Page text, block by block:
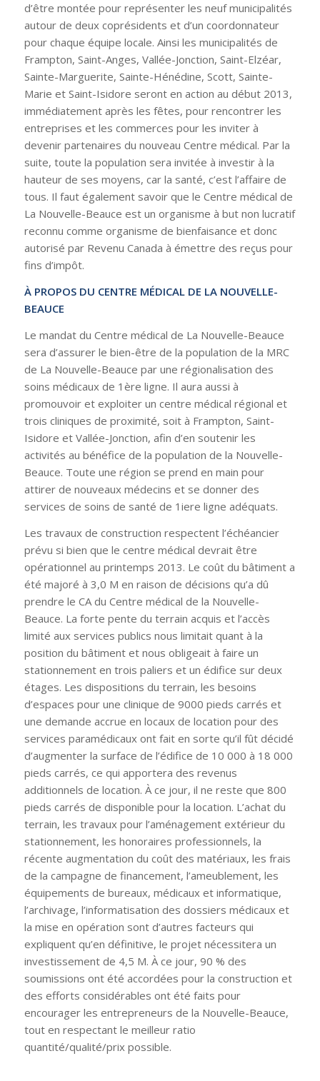
d’être montée pour représenter les neuf municipalités
autour de deux coprésidents et d’un coordonnateur
pour chaque équipe locale. Ainsi les municipalités de
Frampton, Saint-Anges, Vallée-Jonction, Saint-Elzéar,
Sainte-Marguerite, Sainte-Hénédine, Scott, Sainte-
Marie et Saint-Isidore seront en action au début 2013,
immédiatement après les fêtes, pour rencontrer les
entreprises et les commerces pour les inviter à
devenir partenaires du nouveau Centre médical. Par la
suite, toute la population sera invitée à investir à la
hauteur de ses moyens, car la santé, c’est l’affaire de
tous. Il faut également savoir que le Centre médical de
La Nouvelle-Beauce est un organisme à but non lucratif
reconnu comme organisme de bienfaisance et donc
autorisé par Revenu Canada à émettre des reçus pour
fins d’impôt.
À PROPOS DU CENTRE MÉDICAL DE LA NOUVELLE-
BEAUCE
Le mandat du Centre médical de La Nouvelle-Beauce
sera d’assurer le bien-être de la population de la MRC
de La Nouvelle-Beauce par une régionalisation des
soins médicaux de 1ère ligne. Il aura aussi à
promouvoir et exploiter un centre médical régional et
trois cliniques de proximité, soit à Frampton, Saint-
Isidore et Vallée-Jonction, afin d’en soutenir les
activités au bénéfice de la population de la Nouvelle-
Beauce. Toute une région se prend en main pour
attirer de nouveaux médecins et se donner des
services de soins de santé de 1iere ligne adéquats.
Les travaux de construction respectent l’échéancier
prévu si bien que le centre médical devrait être
opérationnel au printemps 2013. Le coût du bâtiment a
été majoré à 3,0 M en raison de décisions qu’a dû
prendre le CA du Centre médical de la Nouvelle-
Beauce. La forte pente du terrain acquis et l’accès
limité aux services publics nous limitait quant à la
position du bâtiment et nous obligeait à faire un
stationnement en trois paliers et un édifice sur deux
étages. Les dispositions du terrain, les besoins
d’espaces pour une clinique de 9000 pieds carrés et
une demande accrue en locaux de location pour des
services paramédicaux ont fait en sorte qu’il fût décidé
d’augmenter la surface de l’édifice de 10 000 à 18 000
pieds carrés, ce qui apportera des revenus
additionnels de location. À ce jour, il ne reste que 800
pieds carrés de disponible pour la location. L’achat du
terrain, les travaux pour l’aménagement extérieur du
stationnement, les honoraires professionnels, la
récente augmentation du coût des matériaux, les frais
de la campagne de financement, l’ameublement, les
équipements de bureaux, médicaux et informatique,
l’archivage, l’informatisation des dossiers médicaux et
la mise en opération sont d’autres facteurs qui
expliquent qu’en définitive, le projet nécessitera un
investissement de 4,5 M. À ce jour, 90 % des
soumissions ont été accordées pour la construction et
des efforts considérables ont été faits pour
encourager les entrepreneurs de la Nouvelle-Beauce,
tout en respectant le meilleur ratio
quantité/qualité/prix possible.